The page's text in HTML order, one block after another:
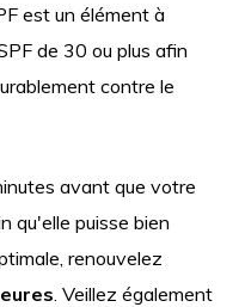
est un élément à
de 30 ou plus afin
contre le
avant que votre
qu'elle puisse bien
renouvelez
. Veillez également